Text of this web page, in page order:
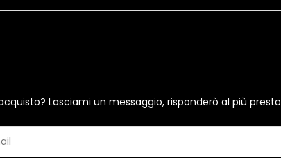
Lasciami un messaggio, risponderò al più presto